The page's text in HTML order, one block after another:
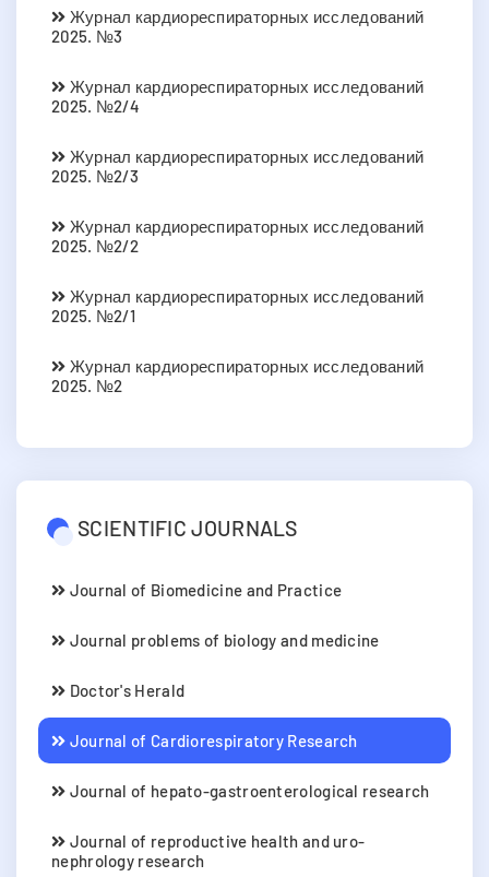
Журнал кардиореспираторных исследований
2025. №3
Журнал кардиореспираторных исследований
2025. №2/4
Журнал кардиореспираторных исследований
2025. №2/3
Журнал кардиореспираторных исследований
2025. №2/2
Журнал кардиореспираторных исследований
2025. №2/1
Журнал кардиореспираторных исследований
2025. №2
SCIENTIFIC JOURNALS
Journal of Biomedicine and Practice
Journal problems of biology and medicine
Doctor's Herald
Journal of Cardiorespiratory Research
Journal of hepato-gastroenterological research
Journal of reproductive health and uro-
nephrology research